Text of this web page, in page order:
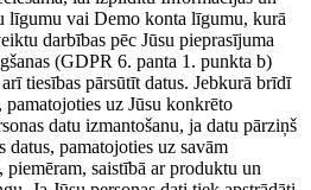
līgumu vai Demo konta līgumu, kurā
darbības pēc Jūsu pieprasījuma
(GDPR 6. panta 1. punkta b)
tiesības pārsūtīt datus. Jebkurā brīdī
pamatojoties uz Jūsu konkrēto
datu izmantošanu, ja datu pārziņš
datus, pamatojoties uz savām
piemēram, saistībā ar produktu un